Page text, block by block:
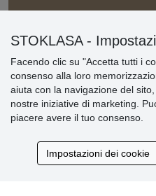
» Impostazioni dei cookie
» Termini & Condizioni
» Informativa sulla Privacy
» Consegna e pagamento
» Garanzia e resi
» Programma fedeltà
Recensioni
STOKLASA -
Facendo clic su "Accetta tutti i
consenso alla loro
aiuta con la navigazione del
nostre iniziative di marketing.
piacere avere il tuo consenso.
Impostazioni dei cookie